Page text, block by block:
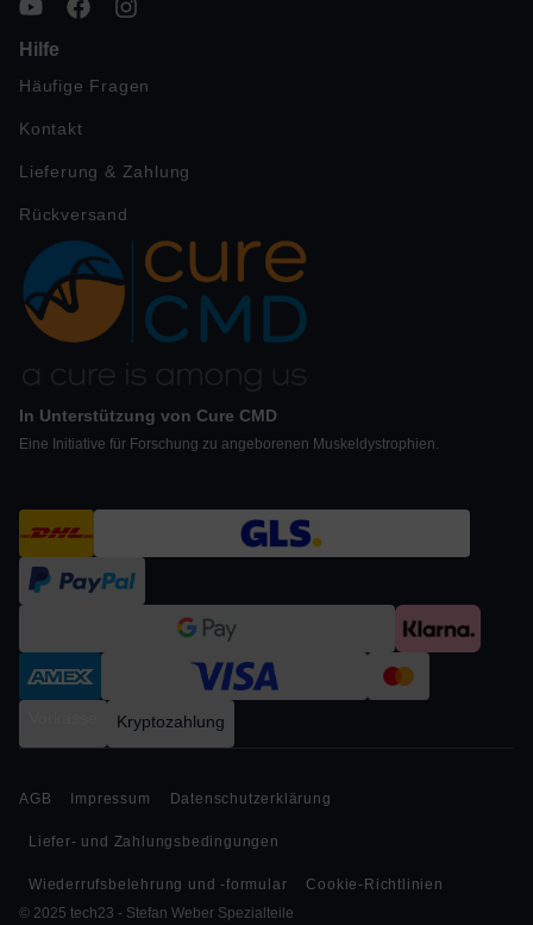
Hilfe
Häufige Fragen
Kontakt
Lieferung & Zahlung
Rückversand
In Unterstützung von Cure CMD
Eine Initiative für Forschung zu angeborenen Muskeldystrophien.
Kryptozahlung
© 2025 tech23 - Stefan Weber Spezialteile
AGB Impressum Datenschutzerklärung
Liefer- und Zahlungsbedingungen
Wiederrufsbelehrung und -formular Cookie-Richtlinien